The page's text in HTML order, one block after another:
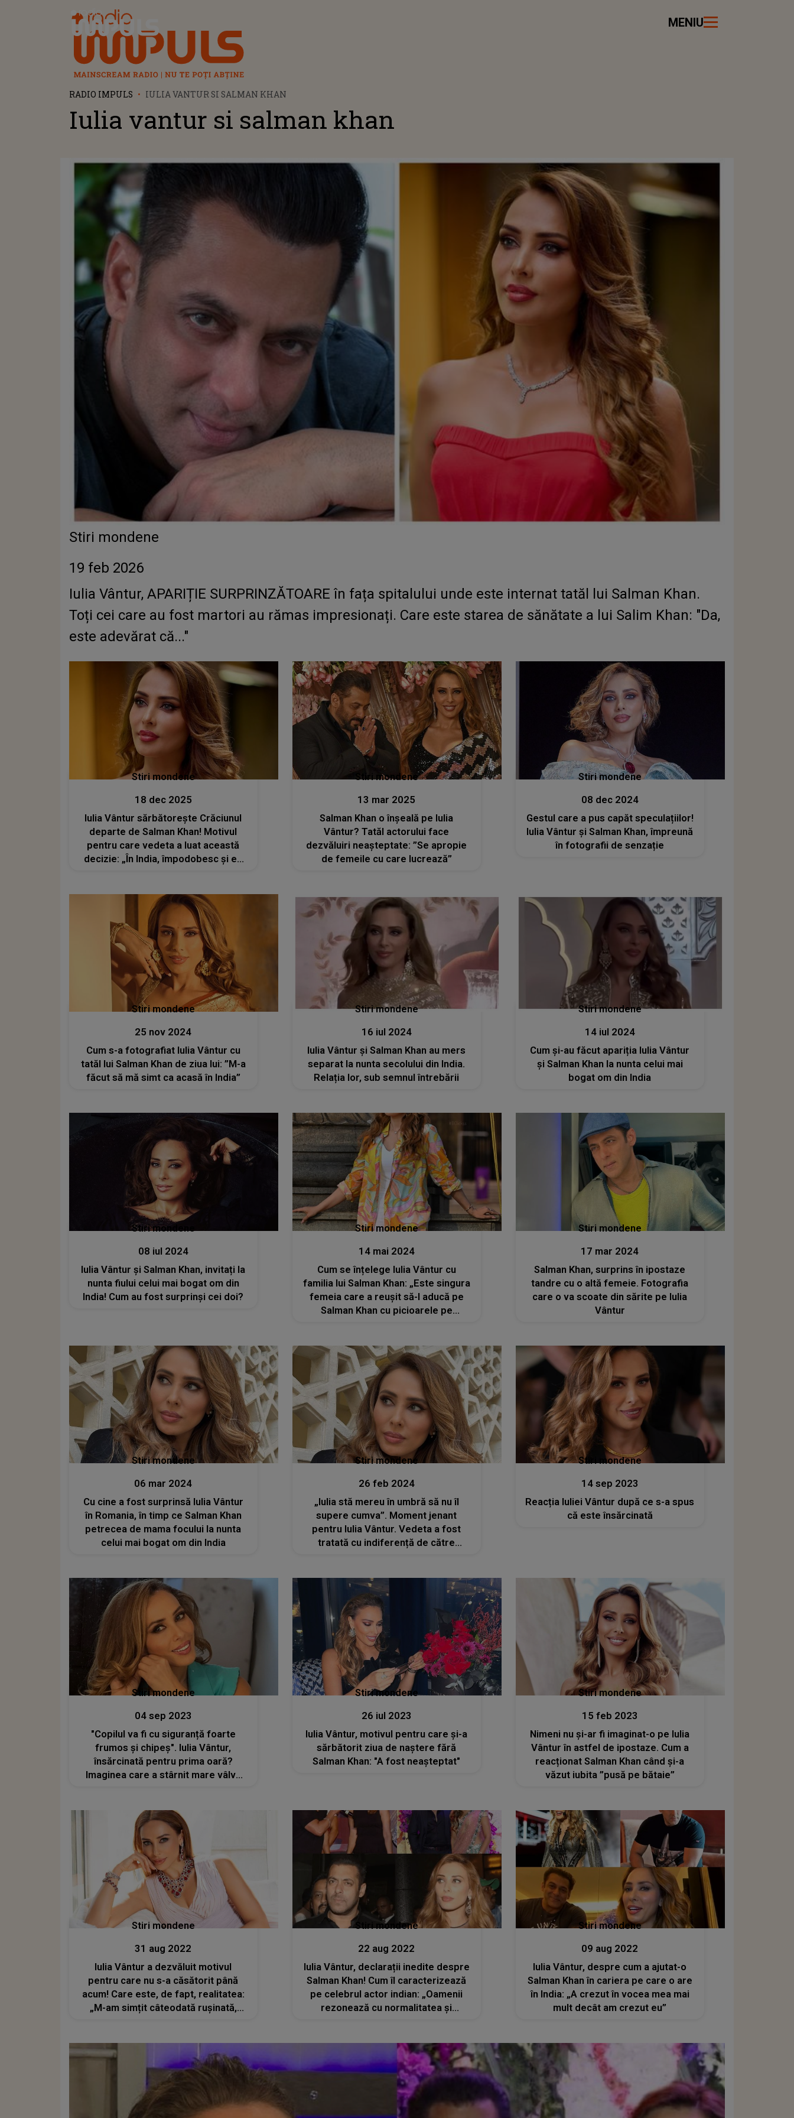
Radio Impuls MENIU
RADIO IMPULS IULIA VANTUR SI SALMAN KHAN
Iulia vantur si salman khan
Stiri mondene
19 feb 2026
Iulia Vântur, APARIȚIE SURPRINZĂTOARE în fața spitalului unde este internat tatăl lui Salman Khan.
Toți cei care au fost martori au rămas impresionați. Care este starea de sănătate a lui Salim Khan: "Da,
este adevărat că..."
Stiri mondene
18 dec 2025
Iulia Vântur sărbătorește Crăciunul
departe de Salman Khan! Motivul
pentru care vedeta a luat această
decizie: „În India, împodobesc și eu
Stiri mondene
13 mar 2025
Salman Khan o înșeală pe Iulia
Vântur? Tatăl actorului face
dezvăluiri neașteptate: ”Se apropie
de femeile cu care lucrează”
Stiri mondene
08 dec 2024
Gestul care a pus capăt speculațiilor!
Iulia Vântur și Salman Khan, împreună
în fotografii de senzație
Stiri mondene
25 nov 2024
Cum s-a fotografiat Iulia Vântur cu
tatăl lui Salman Khan de ziua lui: ”M-a
făcut să mă simt ca acasă în India”
Stiri mondene
16 iul 2024
Iulia Vântur și Salman Khan au mers
separat la nunta secolului din India.
Relația lor, sub semnul întrebării
Stiri mondene
14 iul 2024
Cum și-au făcut apariția Iulia Vântur
și Salman Khan la nunta celui mai
bogat om din India
Stiri mondene
08 iul 2024
Iulia Vântur și Salman Khan, invitați la
nunta fiului celui mai bogat om din
India! Cum au fost surprinși cei doi?
Stiri mondene
14 mai 2024
Cum se înțelege Iulia Vântur cu
familia lui Salman Khan: „Este singura
femeia care a reușit să-l aducă pe
Salman Khan cu picioarele pe
Stiri mondene
17 mar 2024
Salman Khan, surprins în ipostaze
tandre cu o altă femeie. Fotografia
care o va scoate din sărite pe Iulia
Vântur
Stiri mondene
06 mar 2024
Cu cine a fost surprinsă Iulia Vântur
în Romania, în timp ce Salman Khan
petrecea de mama focului la nunta
celui mai bogat om din India
Stiri mondene
26 feb 2024
„Iulia stă mereu în umbră să nu îl
supere cumva”. Moment jenant
pentru Iulia Vântur. Vedeta a fost
tratată cu indiferență de către
Stiri mondene
14 sep 2023
Reacția Iuliei Vântur după ce s-a spus
că este însărcinată
Stiri mondene
04 sep 2023
"Copilul va fi cu siguranță foarte
frumos și chipeș". Iulia Vântur,
însărcinată pentru prima oară?
Imaginea care a stârnit mare vâlvă
Stiri mondene
26 iul 2023
Iulia Vântur, motivul pentru care și-a
sărbătorit ziua de naștere fără
Salman Khan: "A fost neașteptat"
Stiri mondene
15 feb 2023
Nimeni nu și-ar fi imaginat-o pe Iulia
Vântur în astfel de ipostaze. Cum a
reacționat Salman Khan când și-a
văzut iubita ”pusă pe bătaie”
Stiri mondene
31 aug 2022
Iulia Vântur a dezvăluit motivul
pentru care nu s-a căsătorit până
acum! Care este, de fapt, realitatea:
„M-am simțit câteodată rușinată,
Stiri mondene
22 aug 2022
Iulia Vântur, declarații inedite despre
Salman Khan! Cum îl caracterizează
pe celebrul actor indian: „Oamenii
rezonează cu normalitatea și
Stiri mondene
09 aug 2022
Iulia Vântur, despre cum a ajutat-o
Salman Khan în cariera pe care o are
în India: „A crezut în vocea mea mai
mult decât am crezut eu”